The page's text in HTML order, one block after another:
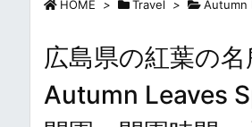
HOME > Travel > Autumn
広島県の紅葉の
Autumn Leaves